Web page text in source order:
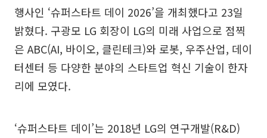
행사인 ‘슈퍼스타트 데이 2026’을 개최했다고 23일
밝혔다. 구광모 LG 회장이 LG의 미래 사업으로 점찍
은 ABC(AI, 바이오, 클린테크)와 로봇, 우주산업, 데이
터센터 등 다양한 분야의 스타트업 혁신 기술이 한자
리에 모였다.
‘슈퍼스타트 데이’는 2018년 LG의 연구개발(R&D)